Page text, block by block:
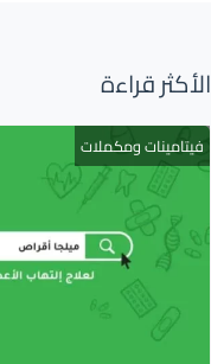
الأكثر قراءة
فيتامينات ومكملات